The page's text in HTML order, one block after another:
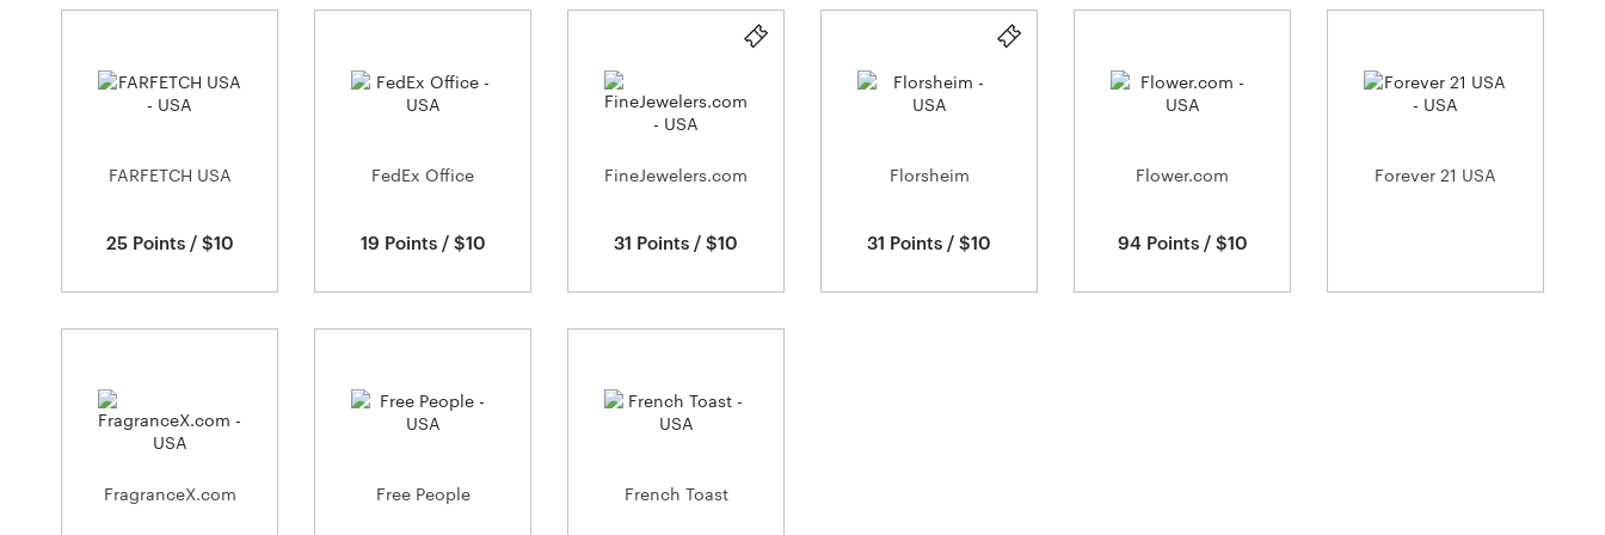
FARFETCH USA
25 Points / $10
FedEx Office
19 Points / $10
FineJewelers.com
31 Points / $10
Florsheim
31 Points / $10
Flower.com
94 Points / $10
Forever 21 USA
FragranceX.com Free People French Toast